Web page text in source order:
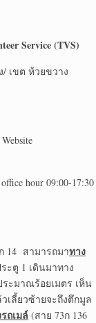
Service (TVS)
เขต ห้วยขวาง
hour 09:00-17:30
14 สามารถมาทาง
ะตู 1 เดินมาทาง
ะมาณร้อยเมตร เห็น
เลี้ยวซ้ายจะถึงตึกมูล
ถเมล์ (สาย 73ก 136